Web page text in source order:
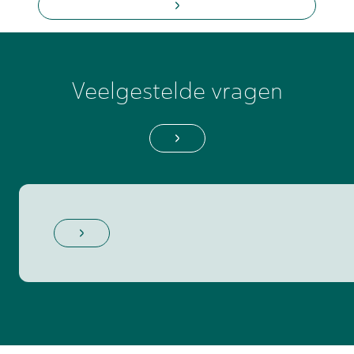
door grondige screening en
sectorexpertise.
Veelgestelde vragen